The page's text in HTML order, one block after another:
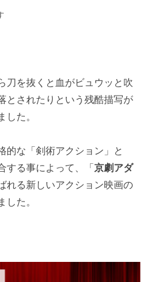
刀を抜くと血がビュウッと吹
とされたりという残酷描写が
した。
的な「剣術アクション」と
する事によって、「京劇アダ
れる新しいアクション映画の
した。